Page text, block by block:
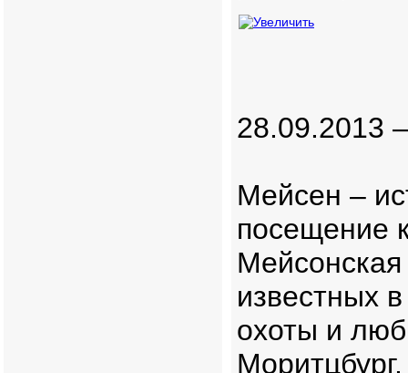
28.09.2013
Мейсен –
посещение
известных
охоты и